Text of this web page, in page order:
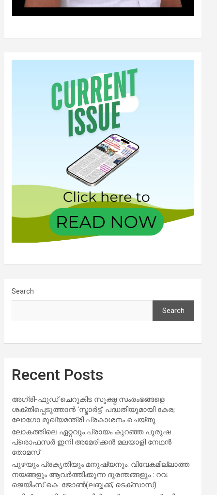
Search
Search
Recent Posts
അഗ്രി-ഫുഡ് ചെറുകിട സൂക്ഷ്മ സംരംഭങ്ങളെ
ശക്തിപ്പെടുത്താന്‍ ‘സ്മാര്‍ട്ട്’ പദ്ധതിയുമായി കേര;
ലോഗോ മുഖ്യമന്ത്രി പ്രകാശനം ചെയ്തു
ലോകത്തിലെ ഏറ്റവും പ്രായം കുറഞ്ഞ പുരുഷ
പ്രൊഫസർ ഇനി അമേരിക്കൻ മലയാളി നേഥൻ
തോമസ്
പുഴയും പ്രകൃതിയും മനുഷ്യനും: വിവേകമില്ലാത്ത
നയങ്ങളും ആവർത്തിക്കുന്ന ദുരന്തങ്ങളും : റവ.
ജെയിംസ് കെ. ജോൺ(ലബ്ബക്ക്, ടെക്സാസ്)